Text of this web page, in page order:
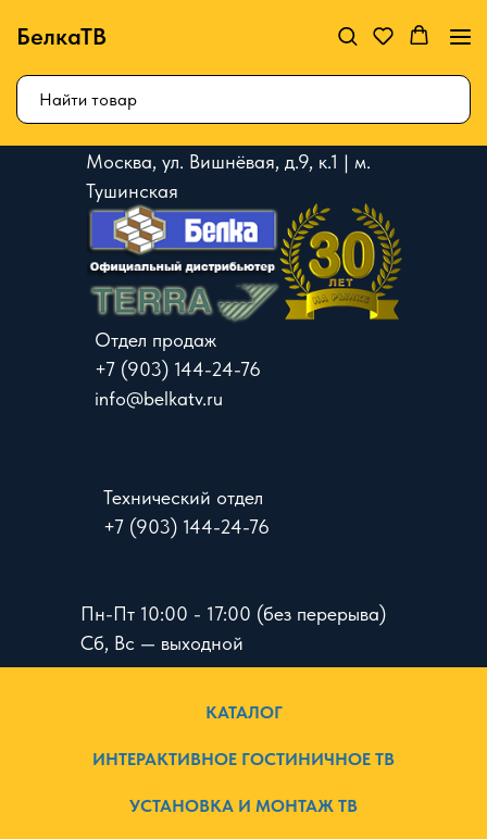
БелкаТВ
Москва, ул. Вишнёвая, д.9, к.1 | м.
Тушинская
Отдел продаж
+7 (903) 144-24-76
info@belkatv.ru
Пн-Пт 10:00 - 17:00 (без перерыва)
Сб, Вс — выходной
Технический отдел
+7 (903) 144-24-76
КАТАЛОГ
ИНТЕРАКТИВНОЕ ГОСТИНИЧНОЕ ТВ
УСТАНОВКА И МОНТАЖ ТВ